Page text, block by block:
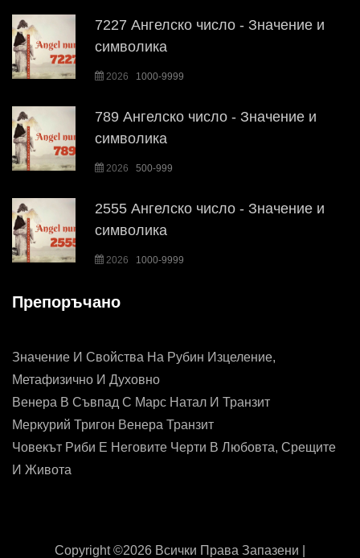
7227 Ангелско число - Значение и
символика
2026 1000-9999
789 Ангелско число - Значение и
символика
2026 500-999
2555 Ангелско число - Значение и
символика
2026 1000-9999
Препоръчано
Значение И Свойства На Рубин Изцеление,
Метафизично И Духовно
Венера В Съвпад С Марс Натал И Транзит
Меркурий Тригон Венера Транзит
Човекът Риби Е Неговите Черти В Любовта, Срещите
И Живота
Copyright ©2026 Всички Права Запазени |